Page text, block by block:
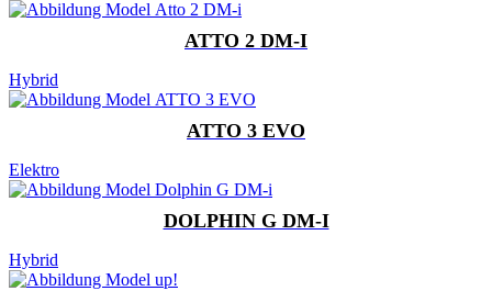
ATTO 2 DM-I
Hybrid
ATTO 3 EVO
Elektro
DOLPHIN G DM-I
Hybrid